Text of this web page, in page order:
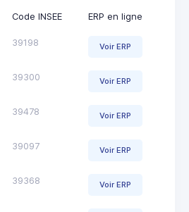
Code INSEE ERP en ligne
39198 Voir ERP
39300 Voir ERP
39478 Voir ERP
39097 Voir ERP
39368 Voir ERP